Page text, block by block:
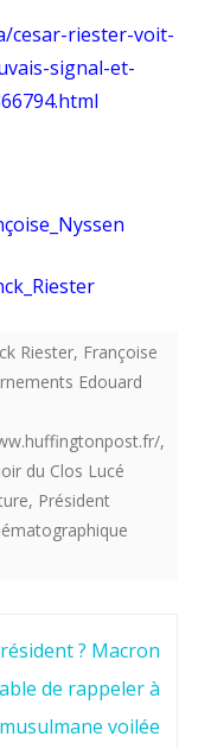
cesar-riester-voit-
signal-et-
Riester, Françoise
Edouard
,
du Clos Lucé
, Président
? Macron
de rappeler à
voilée